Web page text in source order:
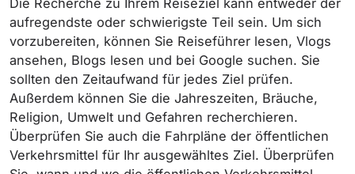
aufregendste oder schwierigste Teil sein. Um sich
vorzubereiten, können Sie Reiseführer lesen, Vlogs
ansehen, Blogs lesen und bei Google suchen. Sie
sollten den Zeitaufwand für jedes Ziel prüfen.
Außerdem können Sie die Jahreszeiten, Bräuche,
Religion, Umwelt und Gefahren recherchieren.
Überprüfen Sie auch die Fahrpläne der öffentlichen
Verkehrsmittel für Ihr ausgewähltes Ziel. Überprüfen